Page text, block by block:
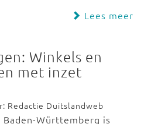
Lees meer
Winkels en
met inzet
Redactie Duitslandweb
Württemberg is